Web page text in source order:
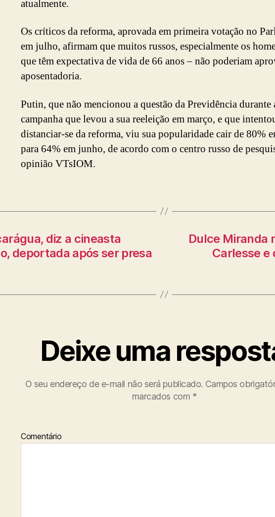
atualmente.
Os críticos da reforma, aprovada em primeira votação no
em julho, afirmam que muitos russos, especialmente os
que têm expectativa de vida de 66 anos – não poderiam
aposentadoria.
Putin, que não mencionou a questão da Previdência durante
campanha que levou a sua reeleição em março, e que
distanciar-se da reforma, viu sua popularidade cair de 80%
para 64% em junho, de acordo com o centro russo de
opinião VTsIOM.
diz a cineasta
deportada após ser presa
Dulce Miranda
Carlesse
Deixe uma
O seu endereço de e-mail não será publicado. Campos
marcados com *
Comentário